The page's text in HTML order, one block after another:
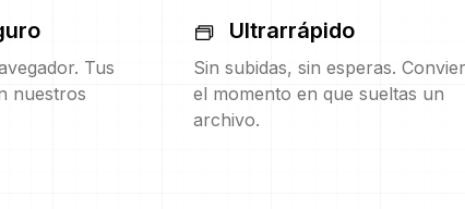
Tus
nuestros
Ultrarrápido
Sin subidas, sin esperas.
el momento en que sueltas un
archivo.